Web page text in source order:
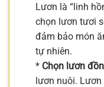
Lươn là “linh
chọn lươn tươi
đảm bảo món
tự nhiên.
* Chọn lươn
lươn nuôi.